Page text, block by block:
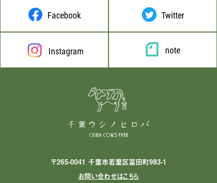
Facebook Twitter
Instagram note
〒265-0041 千葉市若葉区富田町983-1
お問い合わせはこちら